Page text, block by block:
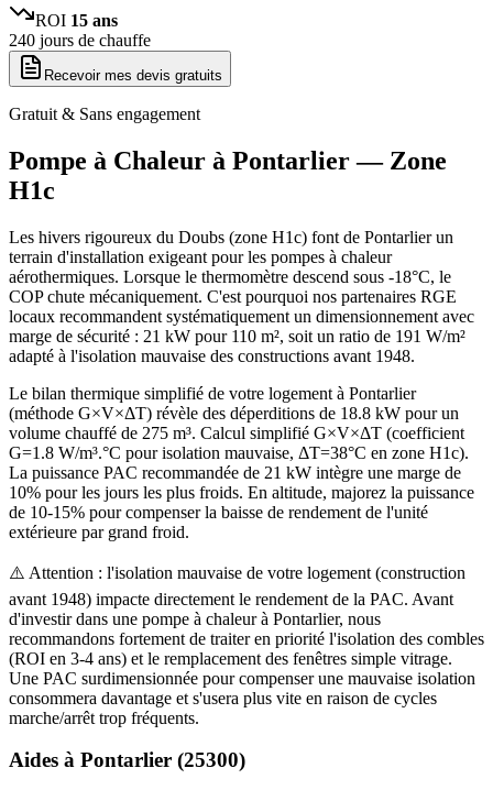
ROI 15 ans
240 jours de chauffe
Recevoir mes devis gratuits
Gratuit & Sans engagement
Pompe à Chaleur à Pontarlier— Zone
H1c
Les hivers rigoureux du Doubs (zone H1c) font de Pontarlier un
terrain d'installation exigeant pour les pompes à chaleur
aérothermiques. Lorsque le thermomètre descend sous -18°C, le
COP chute mécaniquement. C'est pourquoi nos partenaires RGE
locaux recommandent systématiquement un dimensionnement avec
marge de sécurité : 21 kW pour 110 m², soit un ratio de 191 W/m²
adapté à l'isolation mauvaise des constructions avant 1948.
Le bilan thermique simplifié de votre logement à Pontarlier
(méthode G×V×ΔT) révèle des déperditions de 18.8 kW pour un
volume chauffé de 275 m³. Calcul simplifié G×V×ΔT (coefficient
G=1.8 W/m³.°C pour isolation mauvaise, ΔT=38°C en zone H1c).
La puissance PAC recommandée de 21 kW intègre une marge de
10% pour les jours les plus froids. En altitude, majorez la puissance
de 10-15% pour compenser la baisse de rendement de l'unité
extérieure par grand froid.
⚠️ Attention : l'isolation mauvaise de votre logement (construction
avant 1948) impacte directement le rendement de la PAC. Avant
d'investir dans une pompe à chaleur à Pontarlier, nous
recommandons fortement de traiter en priorité l'isolation des combles
(ROI en 3-4 ans) et le remplacement des fenêtres simple vitrage.
Une PAC surdimensionnée pour compenser une mauvaise isolation
consommera davantage et s'usera plus vite en raison de cycles
marche/arrêt trop fréquents.
Aides à Pontarlier (25300)